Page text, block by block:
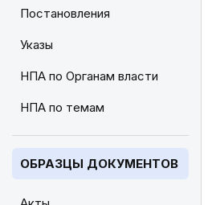
Постановления
Указы
НПА по Органам власти
НПА по темам
ОБРАЗЦЫ ДОКУМЕНТОВ